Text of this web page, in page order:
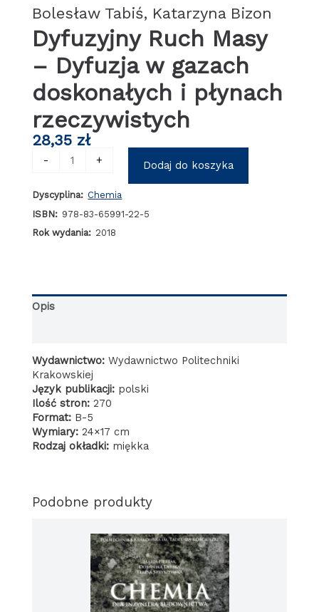
Bolesław Tabiś, Katarzyna Bizon
Dyfuzyjny Ruch Masy
– Dyfuzja w gazach
doskonałych i płynach
rzeczywistych
28,35 zł
-
Dyfuzyjny
Masy
-
Dyfuzja
w
płynach
rzeczywistych
+ Dodaj do koszyka
Dyscyplina: Chemia
ISBN: 978-83-65991-22-5
Rok wydania: 2018
Opis
Wydawnictwo: Wydawnictwo Politechniki
Krakowskiej
Język publikacji: polski
Ilość stron: 270
Format: B-5
Wymiary: 24×17 cm
Rodzaj okładki: miękka
Podobne produkty